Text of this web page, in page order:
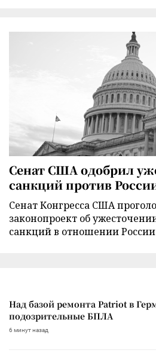
Сенат США одобрил
санкций против
Сенат Конгресса США
законопроект об
санкций в отношении
Над базой ремонта Patriot в
подозрительные БПЛА
6 минут назад